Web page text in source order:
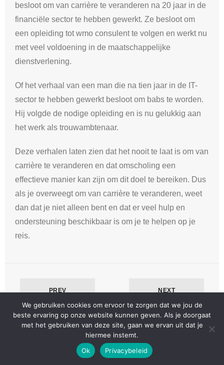
besloot om van carrière te veranderen na 20 jaar in de
financiële sector te hebben gewerkt. Ze besloot om
een opleiding tot wmo consulent te volgen en werkt nu
met veel voldoening in de maatschappelijke
dienstverlening.
Of het verhaal van een man die na tien jaar in de IT-
sector te hebben gewerkt besloot om babs te worden.
Hij volgde de nodige opleiding en is nu gelukkig aan
het werk als trouwambtenaar.
Deze verhalen laten zien dat het nooit te laat is om van
carrière te veranderen en dat omscholing een
effectieve manier kan zijn om dit doel te bereiken. Dus
als je overweegt om van carrière te veranderen, weet
dan dat je niet alleen bent en dat er veel hulp en
ondersteuning beschikbaar is om je te helpen op je
reis.
PREV NEXT
Shuttle Themes. Powered by
We gebruiken cookies om ervoor te zorgen dat we jou de
beste ervaring op onze website kunnen geven. Als je doorgaat
met het gebruiken van deze site, gaan we ervan uit dat je
hiermee instemt.
Ok
Privacybeleid